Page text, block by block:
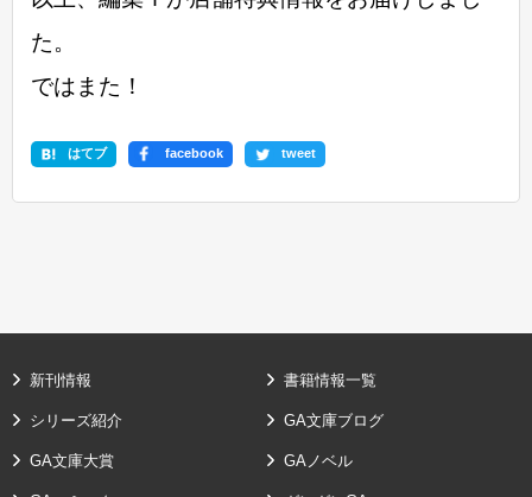
た。
ではまた！
はてブ facebook tweet
新刊情報 書籍情報一覧
シリーズ紹介 GA文庫ブログ
GA文庫大賞 GAノベル